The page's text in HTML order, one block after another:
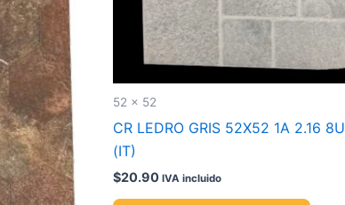
52 x 52
CR LEDRO GRIS 52X52 1A 2.16 8U
(IT)
$20.90 IVA incluido